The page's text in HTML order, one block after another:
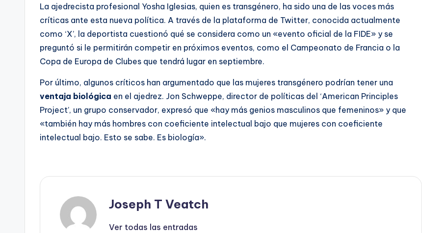
La ajedrecista profesional Yosha Iglesias, quien es transgénero, ha sido una de las voces más
críticas ante esta nueva política. A través de la plataforma de Twitter, conocida actualmente
como ‘X’, la deportista cuestionó qué se considera como un «evento oficial de la FIDE» y se
preguntó si le permitirán competir en próximos eventos, como el Campeonato de Francia o la
Copa de Europa de Clubes que tendrá lugar en septiembre.
Por último, algunos críticos han argumentado que las mujeres transgénero podrían tener una
ventaja biológica en el ajedrez. Jon Schweppe, director de políticas del ‘American Principles
Project’, un grupo conservador, expresó que «hay más genios masculinos que femeninos» y que
«también hay más hombres con coeficiente intelectual bajo que mujeres con coeficiente
intelectual bajo. Esto se sabe. Es biología».
Joseph T Veatch
Ver todas las entradas